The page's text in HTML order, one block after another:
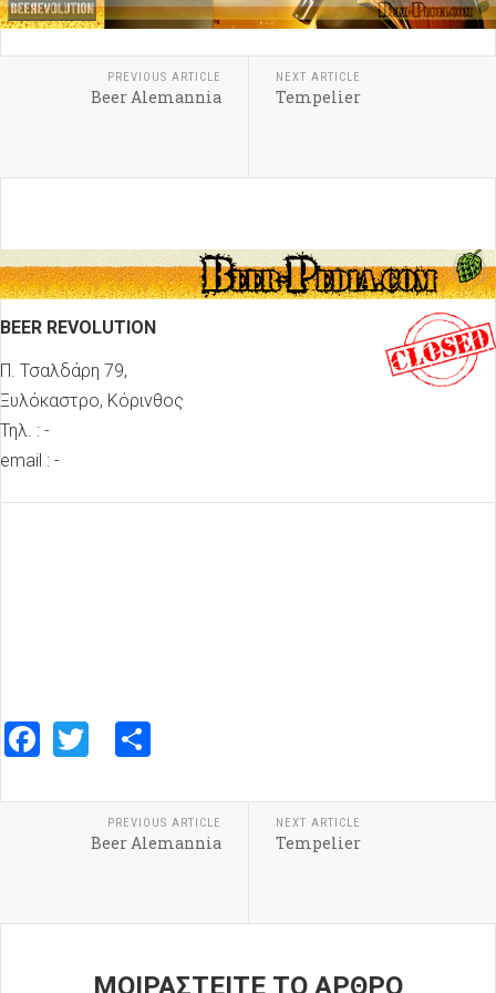
PREVIOUS ARTICLE
Beer Alemannia
NEXT ARTICLE
Tempelier
BEER REVOLUTION
Π. Τσαλδάρη 79,
Ξυλόκαστρο, Κόρινθος
Τηλ. : -
email : -
Facebook
Twitter
PREVIOUS ARTICLE
Beer Alemannia
NEXT ARTICLE
Tempelier
ΜΟΙΡΑΣΤΕΙΤΕ ΤΟ ΑΡΘΡΟ